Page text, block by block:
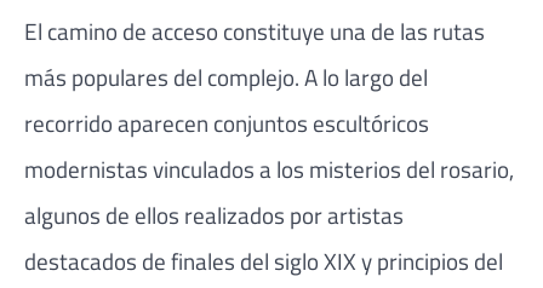
El camino de acceso constituye una de las rutas
más populares del complejo. A lo largo del
recorrido aparecen conjuntos escultóricos
modernistas vinculados a los misterios del rosario,
algunos de ellos realizados por artistas
destacados de finales del siglo XIX y principios del